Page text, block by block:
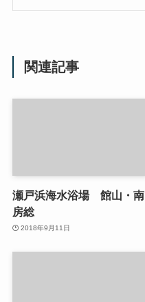
関連記事
瀬戸浜海水浴場 館山・南
房総
2018年9月11日